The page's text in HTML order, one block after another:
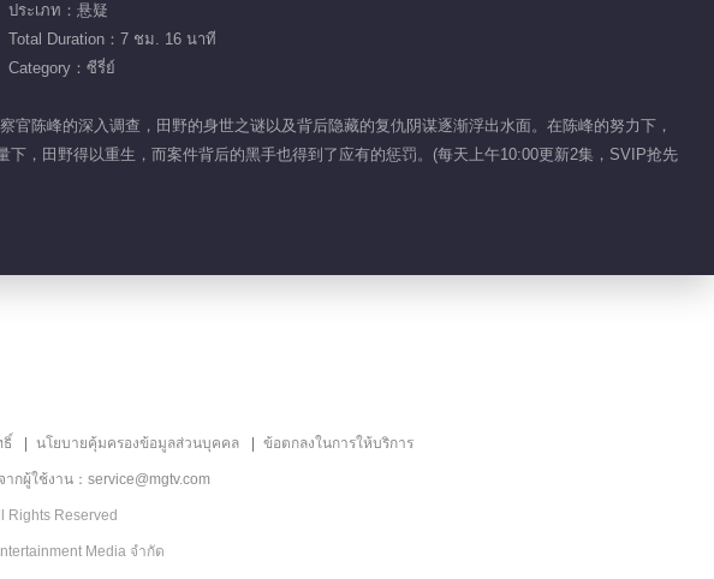
เยาว์ท้าชน
ประเภท：悬疑
Total Duration：7 ชม. 16 นาที
Category：ซีรี่ย์
陈峰的深入调查，田野的身世之谜以及背后隐藏的复仇阴谋逐渐浮出水面。在陈峰的努力下，
，田野得以重生，而案件背后的黑手也得到了应有的惩罚。(每天上午10:00更新2集，SVIP抢先
ธิ์ นโยบายคุ้มครองข้อมูลส่วนบุคคล ข้อตกลงในการให้บริการ
กผู้ใช้งาน：service@mgtv.com
Rights Reserved
Media จำกัด